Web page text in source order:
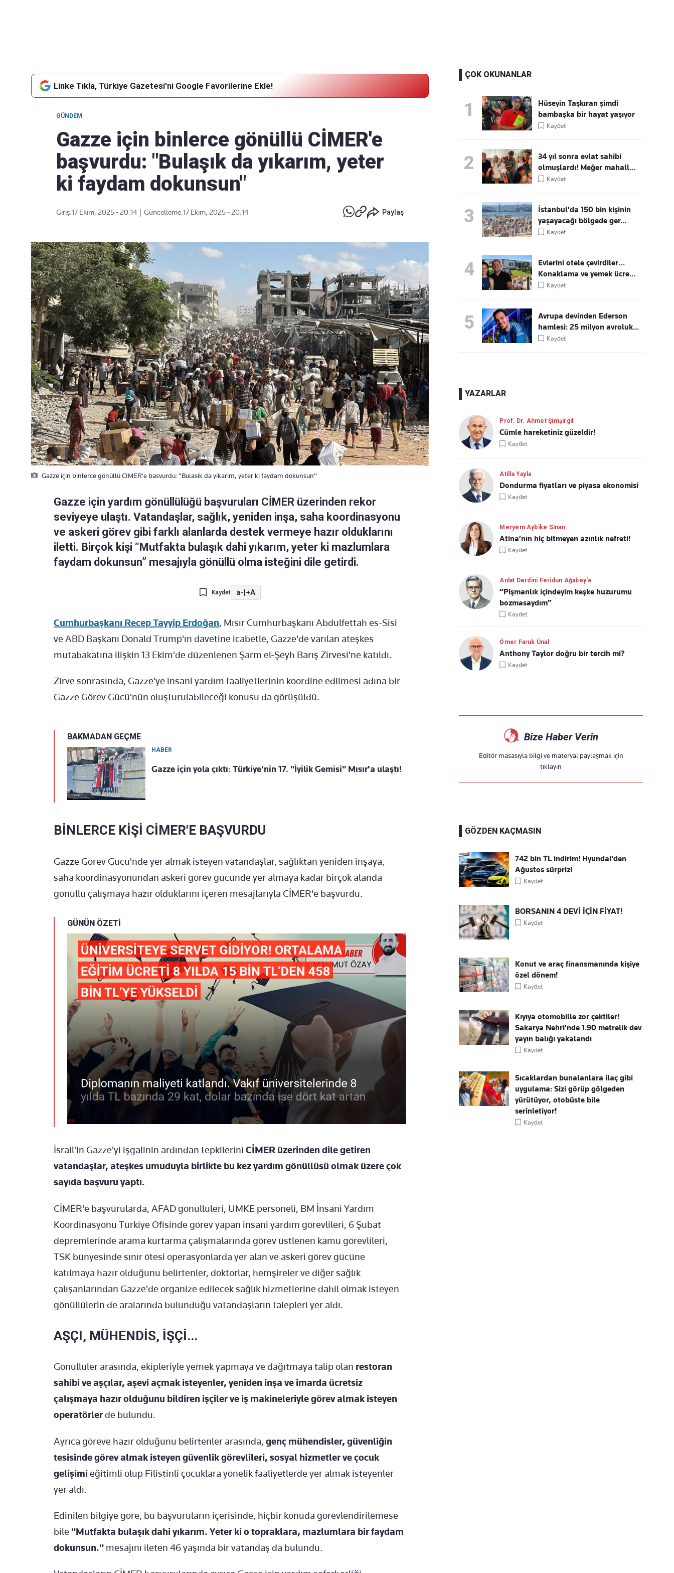
Linke Tıkla, Türkiye Gazetesi'ni Google Favorilerine Ekle!
GÜNDEM
Gazze için binlerce gönüllü CİMER'e
başvurdu: "Bulaşık da yıkarım, yeter
ki faydam dokunsun"
Giriş:17 Ekim, 2025 - 20:14 Güncelleme:17 Ekim, 2025 - 20:14 Paylaş
Gazze için binlerce gönüllü CIMER'e basvurdu: "Bulasik da yikarim, yeter ki faydam dokunsun"
Gazze için yardım gönüllülüğü başvuruları CİMER üzerinden rekor
seviyeye ulaştı. Vatandaşlar, sağlık, yeniden inşa, saha koordinasyonu
ve askeri görev gibi farklı alanlarda destek vermeye hazır olduklarını
iletti. Birçok kişi “Mutfakta bulaşık dahi yıkarım, yeter ki mazlumlara
faydam dokunsun” mesajıyla gönüllü olma isteğini dile getirdi.
Kaydet a-|+A
Cumhurbaşkanı Recep Tayyip Erdoğan, Mısır Cumhurbaşkanı Abdulfettah es-Sisi
ve ABD Başkanı Donald Trump'ın davetine icabetle, Gazze'de varılan ateşkes
mutabakatına ilişkin 13 Ekim'de düzenlenen Şarm el-Şeyh Barış Zirvesi'ne katıldı.
Zirve sonrasında, Gazze'ye insani yardım faaliyetlerinin koordine edilmesi adına bir
Gazze Görev Gücü'nün oluşturulabileceği konusu da görüşüldü.
BAKMADAN GEÇME
HABER
Gazze için yola çıktı: Türkiye'nin 17. "İyilik Gemisi" Mısır'a ulaştı!
BİNLERCE KİŞİ CİMER'E BAŞVURDU
Gazze Görev Gücü'nde yer almak isteyen vatandaşlar, sağlıktan yeniden inşaya,
saha koordinasyonundan askeri görev gücünde yer almaya kadar birçok alanda
gönüllü çalışmaya hazır olduklarını içeren mesajlarıyla CİMER'e başvurdu.
GÜNÜN ÖZETİ
İsrail'in Gazze'yi işgalinin ardından tepkilerini CİMER üzerinden dile getiren
vatandaşlar, ateşkes umuduyla birlikte bu kez yardım gönüllüsü olmak üzere çok
sayıda başvuru yaptı.
CİMER'e başvurularda, AFAD gönüllüleri, UMKE personeli, BM İnsani Yardım
Koordinasyonu Türkiye Ofisinde görev yapan insani yardım görevlileri, 6 Şubat
depremlerinde arama kurtarma çalışmalarında görev üstlenen kamu görevlileri,
TSK bünyesinde sınırötesi operasyonlarda yer alan ve askeri görev gücüne
katılmaya hazır olduğunu belirtenler, doktorlar, hemşireler ve diğer sağlık
çalışanlarından Gazze'de organize edilecek sağlık hizmetlerine dahil olmak isteyen
gönüllülerin de aralarında bulunduğu vatandaşların talepleri yer aldı.
AŞÇI, MÜHENDİS, İŞÇİ...
Gönüllüler arasında, ekipleriyle yemek yapmaya ve dağıtmaya talip olan restoran
sahibi ve aşçılar, aşevi açmak isteyenler, yeniden inşa ve imarda ücretsiz
çalışmaya hazır olduğunu bildiren işçiler ve iş makineleriyle görev almak isteyen
operatörlerde bulundu.
Ayrıca göreve hazır olduğunu belirtenler arasında, genç mühendisler, güvenliğin
tesisinde görev almak isteyen güvenlik görevlileri, sosyal hizmetler ve çocuk
gelişimieğitimli olup Filistinli çocuklara yönelik faaliyetlerde yer almak isteyenler
yer aldı.
Edinilen bilgiye göre, bu başvuruların içerisinde, hiçbir konuda görevlendirilemese
bile "Mutfakta bulaşık dahi yıkarım. Yeter ki o topraklara, mazlumlara bir faydam
dokunsun." mesajını ileten 46 yaşında bir vatandaş da bulundu.
ÇOK OKUNANLAR
1
Hüseyin Taşkıran şimdi
bambaşka bir hayat yaşıyor
Kaydet
2
34 yıl sonra evlat sahibi
olmuşlardı! Meğer mahall...
Kaydet
3
İstanbul'da 150 bin kişinin
yaşayacağı bölgede ger...
Kaydet
4
Evlerini otele çevirdiler…
Konaklama ve yemek ücre...
Kaydet
5
Avrupa devinden Ederson
hamlesi: 25 milyon avroluk...
Kaydet
YAZARLAR
Prof. Dr. Ahmet Şimşirgil
Cümle hareketiniz güzeldir!
Kaydet
Atilla Yayla
Dondurma fiyatları ve piyasa ekonomisi
Kaydet
Meryem Aybike Sinan
Atina’nın hiç bitmeyen azınlık nefreti!
Kaydet
Anlat Derdini Feridun Ağabey'e
“Pişmanlık içindeyim keşke huzurumu
bozmasaydım”
Kaydet
Ömer Faruk Ünal
Anthony Taylor doğru bir tercih mi?
Kaydet
Bize Haber Verin
Editör masasıyla bilgi ve materyal paylaşmak için
tıklayın
GÖZDEN KAÇMASIN
742 bin TL indirim! Hyundai'den
Ağustos sürprizi
Kaydet
BORSANIN 4 DEVİ İÇİN FİYAT!
Kaydet
Konut ve araç finansmanında kişiye
özel dönem!
Kaydet
Kıyıya otomobille zor çektiler!
Sakarya Nehri'nde 1.90 metrelik dev
yayın balığı yakalandı
Kaydet
Sıcaklardan bunalanlara ilaç gibi
uygulama: Sizi görüp gölgeden
yürütüyor, otobüste bile
serinletiyor!
Kaydet